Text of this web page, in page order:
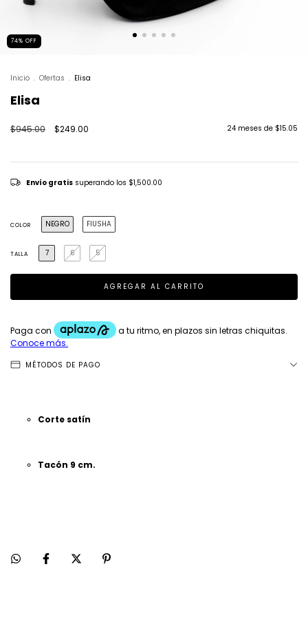
74% OFF
Inicio . Ofertas . Elisa
Elisa
$945.00 $249.00 24 meses de $15.05
Envío gratis superando los $1,500.00
COLOR NEGRO FIUSHA
TALLA 7 6 5
MÉTODOS DE PAGO
Corte satín
Tacón 9 cm.